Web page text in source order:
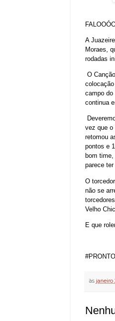
A
Moraes,
rodadas
O
campo
continua
vez que o
retomou
pontos e
bom
parece
O
não se
Velho
E que
às janeiro